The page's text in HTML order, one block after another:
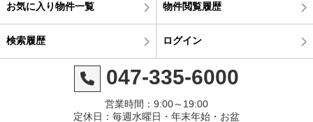
お気に入り物件一覧 物件閲覧履歴
検索履歴 ログイン
047-335-6000
営業時間：9:00～19:00
定休日：毎週水曜日・年末年始・お盆